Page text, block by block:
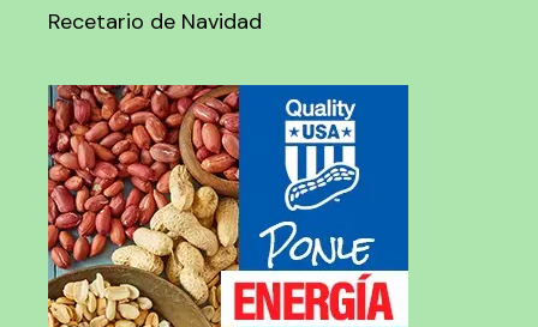
Recetario de Navidad